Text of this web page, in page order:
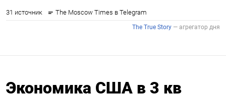
Экономика США в 3 кв